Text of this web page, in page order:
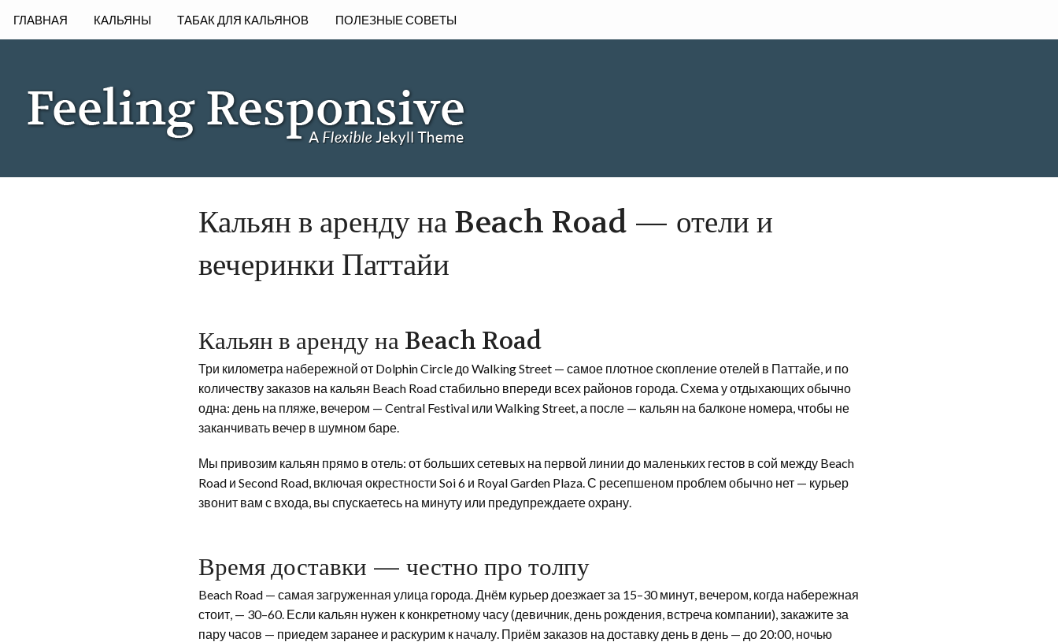
ГЛАВНАЯ КАЛЬЯНЫ ТАБАК ДЛЯ КАЛЬЯНОВ ПОЛЕЗНЫЕ СОВЕТЫ
Кальян в аренду на Beach Road — отели и
вечеринки Паттайи
Кальян в аренду на Beach Road
Три километра набережной от Dolphin Circle до Walking Street — самое плотное скопление отелей в Паттайе, и по
количеству заказов на кальян Beach Road стабильно впереди всех районов города. Схема у отдыхающих обычно
одна: день на пляже, вечером — Central Festival или Walking Street, а после — кальян на балконе номера, чтобы не
заканчивать вечер в шумном баре.
Мы привозим кальян прямо в отель: от больших сетевых на первой линии до маленьких гестов в сой между Beach
Road и Second Road, включая окрестности Soi 6 и Royal Garden Plaza. С ресепшеном проблем обычно нет — курьер
звонит вам с входа, вы спускаетесь на минуту или предупреждаете охрану.
Время доставки — честно про толпу
Beach Road — самая загруженная улица города. Днём курьер доезжает за 15–30 минут, вечером, когда набережная
стоит, — 30–60. Если кальян нужен к конкретному часу (девичник, день рождения, встреча компании), закажите за
пару часов — приедем заранее и раскурим к началу. Приём заказов на доставку день в день — до 20:00, ночью